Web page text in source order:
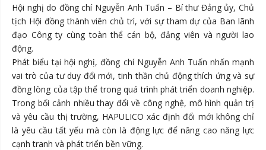
Hội nghị do đồng chí Nguyễn Anh Tuấn – Bí thư Đảng ủy, Chủ
tịch Hội đồng thành viên chủ trì, với sự tham dự của Ban lãnh
đạo Công ty cùng toàn thể cán bộ, đảng viên và người lao
động.
Phát biểu tại hội nghị, đồng chí Nguyễn Anh Tuấn nhấn mạnh
vai trò của tư duy đổi mới, tinh thần chủ động thích ứng và sự
đồng lòng của tập thể trong quá trình phát triển doanh nghiệp.
Trong bối cảnh nhiều thay đổi về công nghệ, mô hình quản trị
và yêu cầu thị trường, HAPULICO xác định đổi mới không chỉ
là yêu cầu tất yếu mà còn là động lực để nâng cao năng lực
cạnh tranh và phát triển bền vững.